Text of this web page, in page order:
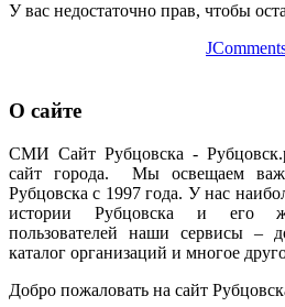
У вас недостаточно прав, чтобы
О сайте
СМИ Сайт Рубцовска -
сайт города. Мы освещаем
Рубцовска с 1997 года. У нас
истории Рубцовска и его
пользователей наши сервисы –
каталог организаций и многое
Добро пожаловать на сайт